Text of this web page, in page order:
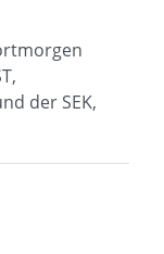
der SEK,